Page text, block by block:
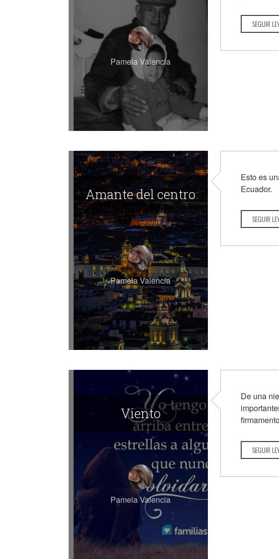
Pamela Valencia
SEGUIR
Amante del centro
Pamela Valencia
Esto es
Ecuador.
SEGUIR
Viento
Pamela Valencia
De una
SEGUIR